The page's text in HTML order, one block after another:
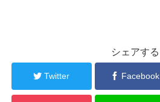
シェアする
Twitter Facebook